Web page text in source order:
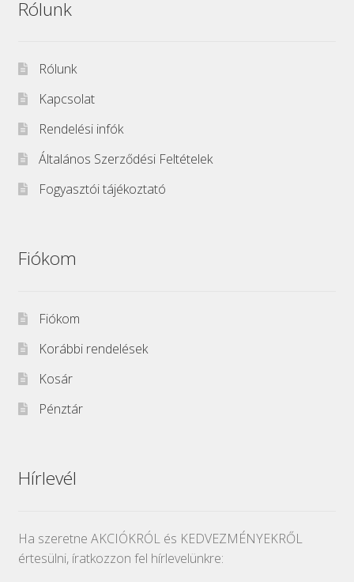
Rólunk
Rólunk
Kapcsolat
Rendelési infók
Általános Szerződési Feltételek
Fogyasztói tájékoztató
Fiókom
Fiókom
Korábbi rendelések
Kosár
Pénztár
Hírlevél
Ha szeretne AKCIÓKRÓL és KEDVEZMÉNYEKRŐL
értesülni, íratkozzon fel hírlevelünkre: